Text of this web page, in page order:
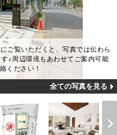
ご覧いただくと、写真では伝わら
♪周辺環境もあわせてご案内可能
ください！
全ての写真を見る